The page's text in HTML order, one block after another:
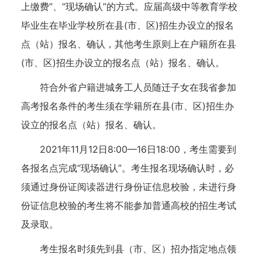
上缴费”、“现场确认”的方式。应届高级中等教育学校
毕业生在毕业学校所在县(市、区)招生办设立的报名
点（站）报名、确认，其他考生原则上在户籍所在县
(市、区)招生办设立的报名点（站）报名、确认。
符合外省户籍进城务工人员随迁子女在我省参加
高考报名条件的考生须在学籍所在县(市、区)招生办
设立的报名点（站）报名、确认。
2021年11月12日8:00—16日18:00，考生需要到
各报名点完成“现场确认”。考生报名现场确认时，必
须通过身份证阅读器进行身份证信息校验，未进行身
份证信息校验的考生将不能参加普通高校的招生考试
及录取。
考生报名时须先到县（市、区）招办指定地点领